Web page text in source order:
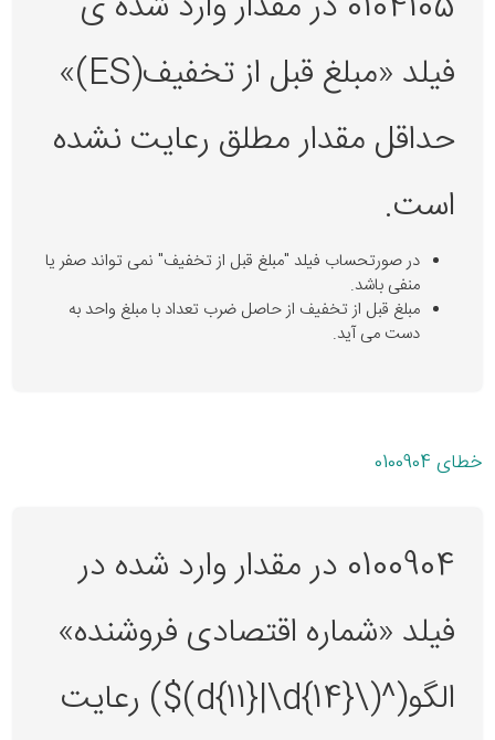
فیلد «مبلغ قبل از تخفیف(ES)»
حداقل مقدار مطلق رعایت نشده
است.
در صورتحساب فیلد "مبلغ قبل از تخفیف" نمی تواند صفر یا
منفی باشد.
مبلغ قبل از تخفیف از حاصل ضرب تعداد با مبلغ واحد به
دست می آید.
خطای 0100904
0100904 در مقدار وارد شده در
فیلد «شماره اقتصادی فروشنده»
الگو(^(\d{11}|\d{14})$) رعایت